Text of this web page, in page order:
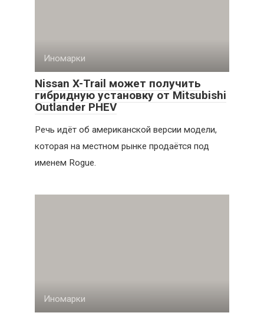
Иномарки
Nissan X-Trail может получить
гибридную установку от Mitsubishi
Outlander PHEV
Речь идёт об американской версии модели,
которая на местном рынке продаётся под
именем Rogue.
Иномарки